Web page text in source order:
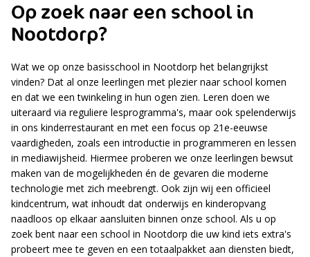
Op zoek naar een school in
Nootdorp?
Wat we op onze basisschool in Nootdorp het belangrijkst
vinden? Dat al onze leerlingen met plezier naar school komen
en dat we een twinkeling in hun ogen zien. Leren doen we
uiteraard via reguliere lesprogramma's, maar ook spelenderwijs
in ons kinderrestaurant en met een focus op 21e-eeuwse
vaardigheden, zoals een introductie in programmeren en lessen
in mediawijsheid. Hiermee proberen we onze leerlingen bewsut
maken van de mogelijkheden én de gevaren die moderne
technologie met zich meebrengt. Ook zijn wij een officieel
kindcentrum, wat inhoudt dat onderwijs en kinderopvang
naadloos op elkaar aansluiten binnen onze school. Als u op
zoek bent naar een school in Nootdorp die uw kind iets extra's
probeert mee te geven en een totaalpakket aan diensten biedt,